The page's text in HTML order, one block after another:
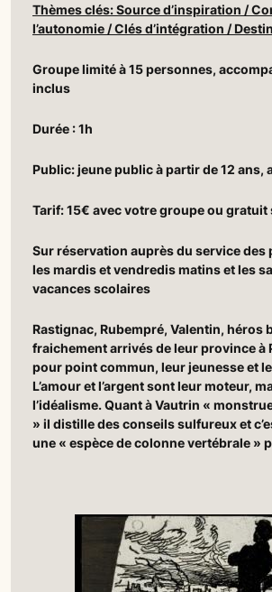
Thèmes clés: Source d’inspiration /
l’autonomie / Clés d’intégration /
Groupe limité à 15 personnes,
inclus
Durée : 1h
Public: jeune public à partir de 12 ans,
Tarif: 15€ avec votre groupe ou
Sur réservation auprès du service des
les mardis et vendredis matins et les
vacances scolaires
Rastignac, Rubempré, Valentin, héros
fraichement arrivés de leur province à
pour point commun, leur jeunesse et
L’amour et l’argent sont leur moteur,
l’idéalisme. Quant à Vautrin «
» il distille des conseils sulfureux et
une « espèce de colonne vertébrale »